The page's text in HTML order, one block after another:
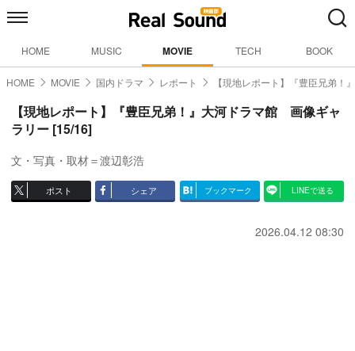
HOME MUSIC MOVIE TECH BOOK
HOME MOVIE 国内ドラマ レポート 【現地レポート】『豊臣兄弟！
【現地レポート】『豊臣兄弟！』大河ドラマ館 画像ギャ
ラリー [15/16]
文・写真・取材＝渡辺彰浩
ポスト シェア ブックマーク LINEで送る
2026.04.12 08:30